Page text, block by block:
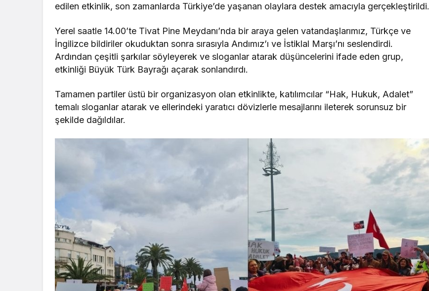
edilen etkinlik, son zamanlarda Türkiye’de yaşanan olaylara destek amacıyla gerçekleştirildi.
Yerel saatle 14.00’te Tivat Pine Meydanı’nda bir araya gelen vatandaşlarımız, Türkçe ve
İngilizce bildiriler okuduktan sonra sırasıyla Andımız’ı ve İstiklal Marşı’nı seslendirdi.
Ardından çeşitli şarkılar söyleyerek ve sloganlar atarak düşüncelerini ifade eden grup,
etkinliği Büyük Türk Bayrağı açarak sonlandırdı.
Tamamen partiler üstü bir organizasyon olan etkinlikte, katılımcılar “Hak, Hukuk, Adalet”
temalı sloganlar atarak ve ellerindeki yaratıcı dövizlerle mesajlarını ileterek sorunsuz bir
şekilde dağıldılar.